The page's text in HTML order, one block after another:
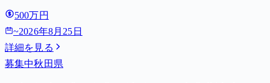
500万円
~2026年8月25日
詳細を見る
募集中秋田県